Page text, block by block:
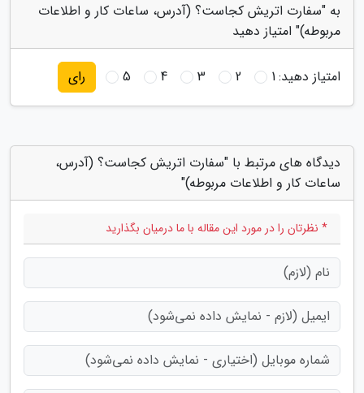
به "سفارت اتریش کجاست؟ (آدرس، ساعات کار و اطلاعات
مربوطه)" امتیاز دهید
امتیاز دهید:1
2
3
4
5 رای
دیدگاه های مرتبط با "سفارت اتریش کجاست؟ (آدرس،
ساعات کار و اطلاعات مربوطه)"
* نظرتان را در مورد این مقاله با ما درمیان بگذارید